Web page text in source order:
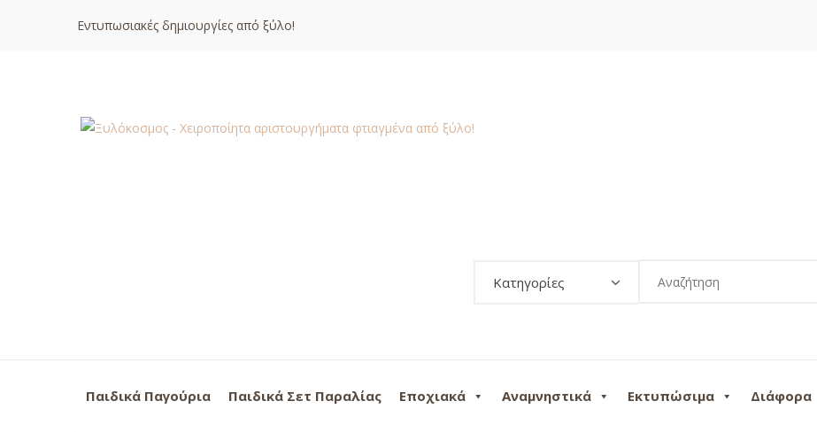
Εντυπωσιακές δημιουργίες από ξύλο!
Κατηγορίες
Παιδικά Παγούρια Παιδικά Σετ Παραλίας Εποχιακά Αναμνηστικά Εκτυπώσιμα Διάφορα